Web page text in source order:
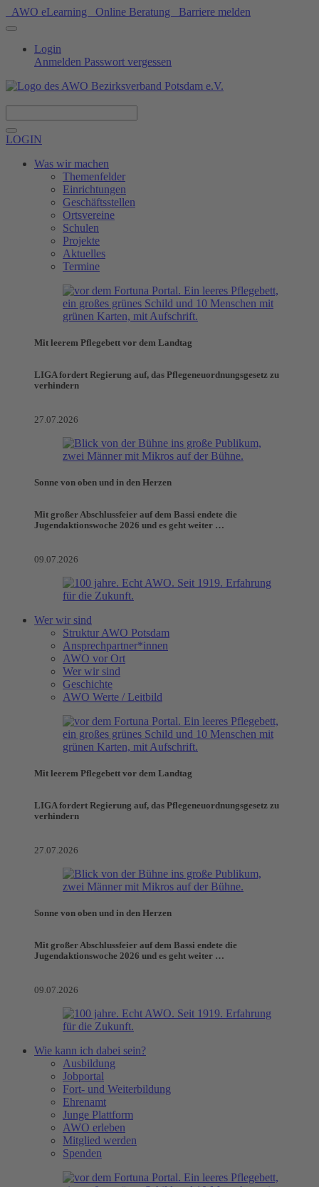
AWO eLearning Online Beratung Barriere melden
Login
Anmelden Passwort vergessen
LOGIN
Was wir machen
Themenfelder
Einrichtungen
Geschäftsstellen
Ortsvereine
Schulen
Projekte
Aktuelles
Termine
Mit leerem Pflegebett vor dem Landtag
LIGA fordert Regierung auf, das Pflegeneuordnungsgesetz zu
verhindern
27.07.2026
Sonne von oben und in den Herzen
Mit großer Abschlussfeier auf dem Bassi endete die
Jugendaktionswoche 2026 und es geht weiter …
09.07.2026
Wer wir sind
Struktur AWO Potsdam
Ansprechpartner*innen
AWO vor Ort
Wer wir sind
Geschichte
AWO Werte / Leitbild
Mit leerem Pflegebett vor dem Landtag
LIGA fordert Regierung auf, das Pflegeneuordnungsgesetz zu
verhindern
27.07.2026
Sonne von oben und in den Herzen
Mit großer Abschlussfeier auf dem Bassi endete die
Jugendaktionswoche 2026 und es geht weiter …
09.07.2026
Wie kann ich dabei sein?
Ausbildung
Jobportal
Fort- und Weiterbildung
Ehrenamt
Junge Plattform
AWO erleben
Mitglied werden
Spenden